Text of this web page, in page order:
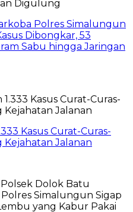
Polres Simalungun
Dibongkar, 53
Sabu hingga Jaringan
Kasus Curat-Curas-
Kejahatan Jalanan